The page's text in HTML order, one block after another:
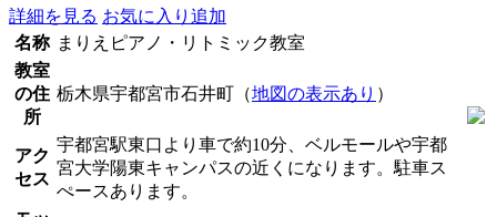
詳細を見る お気に入り追加
名称 まりえピアノ・リトミック教室
教室
の住
所
栃木県宇都宮市石井町（地図の表示あり ）
アク
セス
宇都宮駅東口より車で約10分、ベルモールや宇都
宮大学陽東キャンパスの近くになります。駐車ス
ぺースあります。